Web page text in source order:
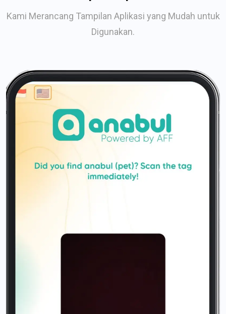
Kami Merancang Tampilan Aplikasi yang Mudah untuk
Digunakan.